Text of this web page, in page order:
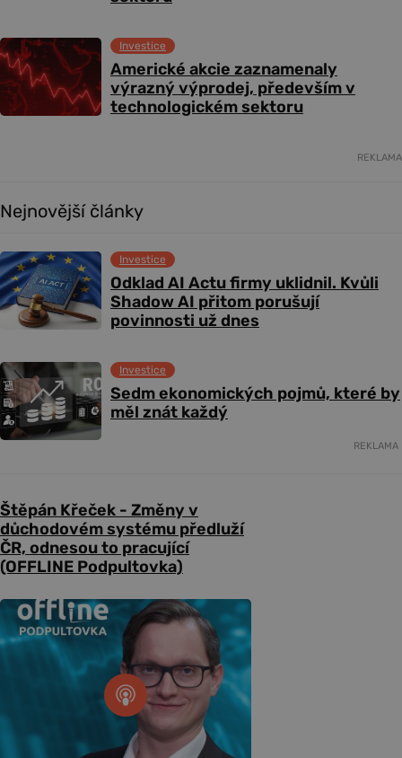
Americké akcie zaznamenaly
výrazný výprodej, především v
technologickém sektoru
Investice
REKLAMA
Nejnovější články
Odklad AI Actu firmy uklidnil. Kvůli
Shadow AI přitom porušují
povinnosti už dnes
Investice
Sedm ekonomických pojmů, které by
měl znát každý
Investice
REKLAMA
Štěpán Křeček - Změny v
důchodovém systému předluží
ČR, odnesou to pracující
(OFFLINE Podpultovka)